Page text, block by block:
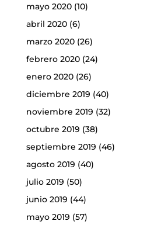
mayo 2020(10)
abril 2020(6)
marzo 2020(26)
febrero 2020(24)
enero 2020(26)
diciembre 2019 (40)
noviembre 2019 (32)
octubre 2019 (38)
septiembre 2019 (46)
agosto 2019 (40)
julio 2019 (50)
junio 2019 (44)
mayo 2019 (57)